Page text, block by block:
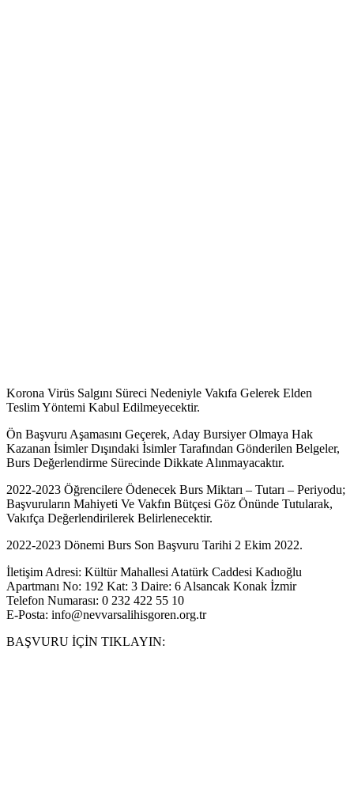
Korona Virüs Salgını Süreci Nedeniyle Vakıfa Gelerek Elden
Teslim Yöntemi Kabul Edilmeyecektir.
Ön Başvuru Aşamasını Geçerek, Aday Bursiyer Olmaya Hak
Kazanan İsimler Dışındaki İsimler Tarafından Gönderilen Belgeler,
Burs Değerlendirme Sürecinde Dikkate Alınmayacaktır.
2022-2023 Öğrencilere Ödenecek Burs Miktarı – Tutarı – Periyodu;
Başvuruların Mahiyeti Ve Vakfın Bütçesi Göz Önünde Tutularak,
Vakıfça Değerlendirilerek Belirlenecektir.
2022-2023 Dönemi Burs Son Başvuru Tarihi 2 Ekim 2022.
İletişim Adresi: Kültür Mahallesi Atatürk Caddesi Kadıoğlu
Apartmanı No: 192 Kat: 3 Daire: 6 Alsancak Konak İzmir
Telefon Numarası: 0 232 422 55 10
E-Posta: info@nevvarsalihisgoren.org.tr
BAŞVURU İÇİN TIKLAYIN: